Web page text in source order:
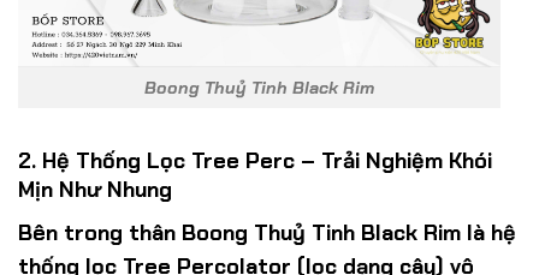
Boong Thuỷ Tinh Black Rim
2. Hệ Thống Lọc Tree Perc – Trải Nghiệm Khói
Mịn Như Nhung
Bên trong thân Boong Thuỷ Tinh Black Rim là hệ
thống lọc Tree Percolator (lọc dạng cây) vô